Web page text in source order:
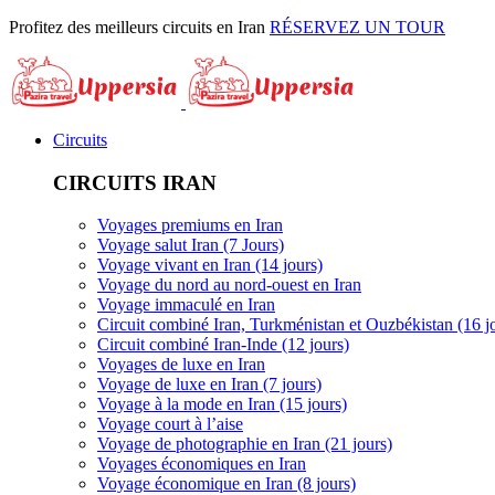
Profitez des meilleurs circuits en Iran RÉSERVEZ UN TOUR
Circuits
CIRCUITS IRAN
Voyages premiums en Iran
Voyage salut Iran (7 Jours)
Voyage vivant en Iran (14 jours)
Voyage du nord au nord-ouest en Iran
Voyage immaculé en Iran
Circuit combiné Iran, Turkménistan et Ouzbékistan (16
Circuit combiné Iran-Inde (12 jours)
Voyages de luxe en Iran
Voyage de luxe en Iran (7 jours)
Voyage à la mode en Iran (15 jours)
Voyage court à l’aise
Voyage de photographie en Iran (21 jours)
Voyages économiques en Iran
Voyage économique en Iran (8 jours)